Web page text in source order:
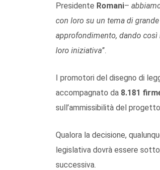
Presidente Romani–
con loro su un tema di
approfondimento, dando
loro iniziativa”.
I promotori del disegno di
accompagnato da 8.181
sull’ammissibilità del
Qualora la decisione,
legislativa dovrà essere
successiva.